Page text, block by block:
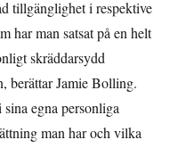
tillgänglighet i respektive
har man satsat på en helt
skräddarsydd
berättar Jamie Bolling.
egna personliga
man har och vilka